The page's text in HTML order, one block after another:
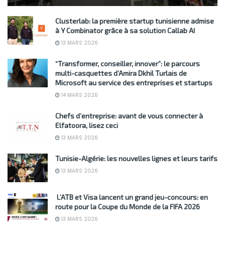
Clusterlab: la première startup tunisienne admise
à Y Combinator grâce à sa solution Callab AI
13 MARS 2026
“Transformer, conseiller, innover”: le parcours
multi-casquettes d’Amira Dkhil Turlais de
Microsoft au service des entreprises et startups
14 MARS 2026
Chefs d’entreprise: avant de vous connecter à
Elfatoora, lisez ceci
13 MARS 2026
Tunisie-Algérie: les nouvelles lignes et leurs tarifs
13 MARS 2026
L’ATB et Visa lancent un grand jeu-concours: en
route pour la Coupe du Monde de la FIFA 2026
13 MARS 2026